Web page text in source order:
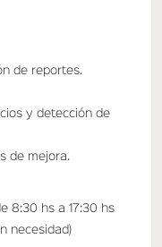
de reportes.
y detección de
de mejora.
8:30 hs a 17:30 hs
necesidad)